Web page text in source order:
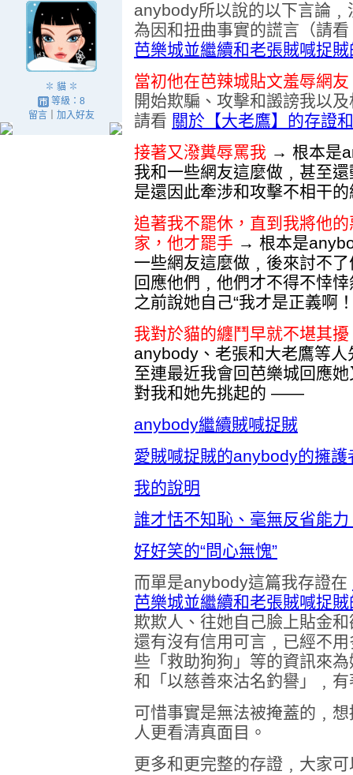
✽ 貓 ✽
等級：8
留言｜ 加入好友
anybody所以說的以下言論
為因和扭曲事實的謊言（請看
芭樂城並繼續和老張賊喊捉
當初他在芭辣城貼文羞辱網友
開始欺騙、攻擊和譭謗我以
請看 關於【大老鷹】的存證
接著又潑糞辱罵我 → 根本是
我和一些網友這麼做﹐甚至
是還因此牽涉和攻擊不相干
追著我不罷休，直到我將他
家，他才罷手 → 根本是
一些網友這麼做﹐後來討不
回應他們﹐他們才不得不悻
之前說她自己“我才是正義啊
我對於貓的纏鬥早就不堪其擾
anybody、老張和大老鷹等
至連最近我會回芭樂城回應
對我和她先挑起的 ——
anybody繼續賊喊捉賊
愛賊喊捉賊的anybody的擁護
我的說明
誰才恬不知恥、毫無反省能力
好好笑的“問心無愧”
而單是anybody這篇我存證在
芭樂城並繼續和老張賊喊捉
欺欺人、往她自己臉上貼金
還有沒有信用可言﹐已經不
些「救助狗狗」等的資訊來
和「以慈善來沽名釣譽」﹐
可惜事實是無法被掩蓋的﹐
人更看清真面目。
更多和更完整的存證﹐大家